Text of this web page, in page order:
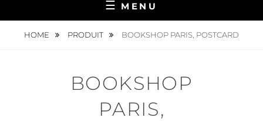
MENU
HOME PRODUIT BOOKSHOP PARIS, POSTCARD
BOOKSHOP
PARIS,